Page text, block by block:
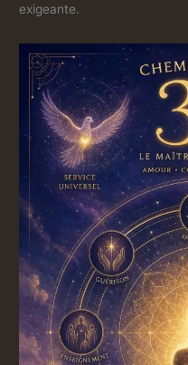
exigeante.